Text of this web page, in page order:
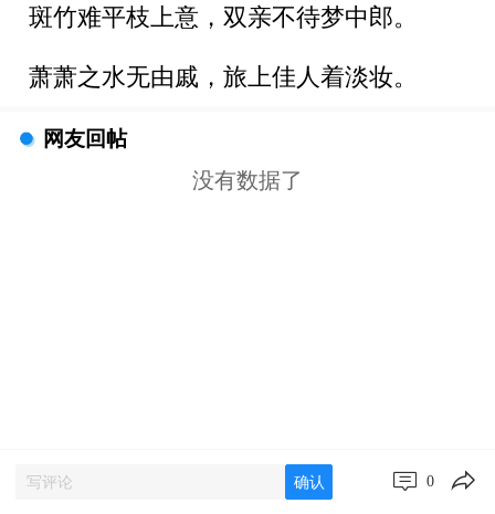
斑竹难平枝上意，双亲不待梦中郎。
萧萧之水无由戚，旅上佳人着淡妆。
网友回帖
没有数据了
确认 0